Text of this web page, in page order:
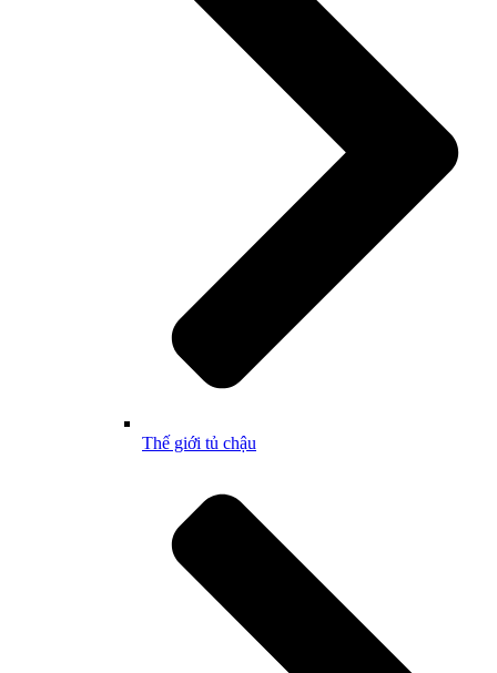
Thế giới tủ chậu